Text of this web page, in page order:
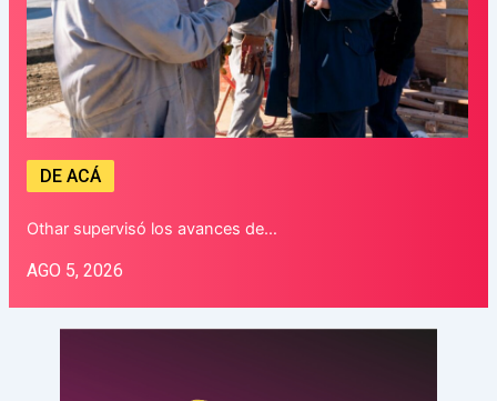
DE ACÁ
Othar supervisó los avances de…
AGO 5, 2026